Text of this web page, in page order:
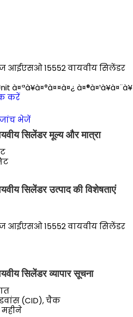
आईएसओ 15552 वायवीय सिलेंडर
à¤ªà¥à¤°à¤¤à¤¿ à¤®à¤¹à¥à¤¨à¥
करें
जांच भेजें
सिलेंडर मूल्य और मात्रा
सिलेंडर उत्पाद की विशेषताएं
आईएसओ 15552 वायवीय सिलेंडर
सिलेंडर व्यापार सूचना
(CID), चैक
महीने